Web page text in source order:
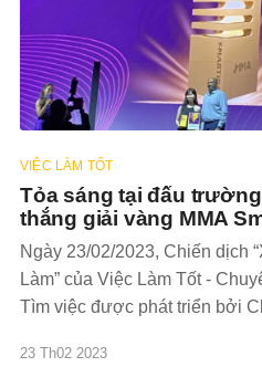
VIỆC LÀM TỐT
Tỏa sáng tại đấu
thắng giải vàng MMA
Ngày 23/02/2023, Chiến dịch
Làm” của Việc Làm Tốt -
Tìm việc được phát triển bởi
Smarties khu vực Châu Á Thái
23 Th02 2023